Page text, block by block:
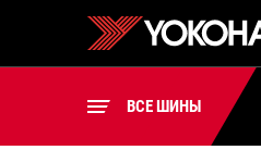
ВСЕ ШИНЫ
ШИНЫ ДЛЯ
ПОГРУЗЧИКОВ